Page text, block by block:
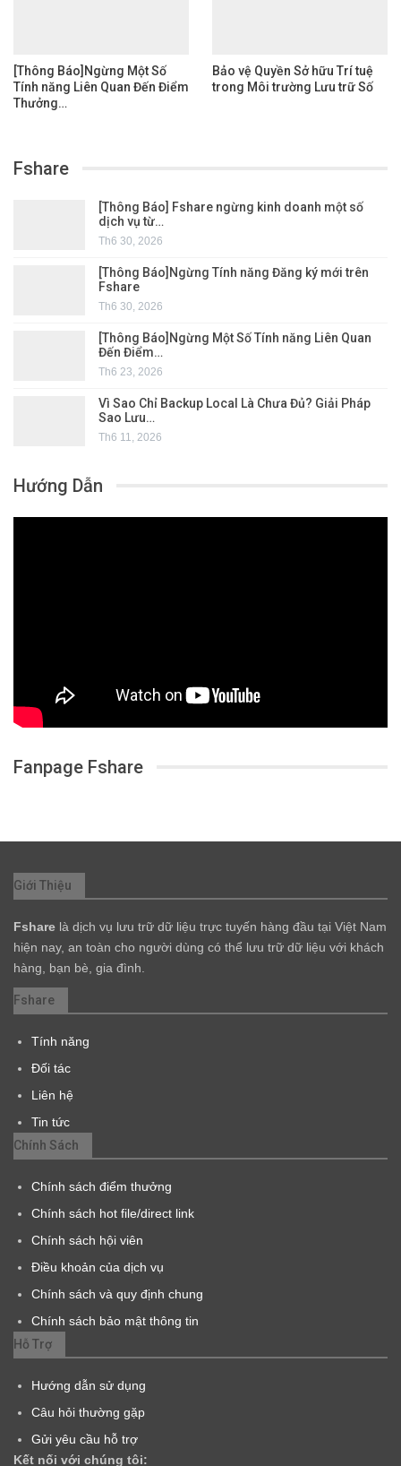
[Thông Báo]Ngừng Một Số
Tính năng Liên Quan Đến Điểm
Thưởng…
Bảo vệ Quyền Sở hữu Trí tuệ
trong Môi trường Lưu trữ Số
Fshare
[Thông Báo] Fshare ngừng kinh doanh một số
dịch vụ từ…
Th6 30, 2026
[Thông Báo]Ngừng Tính năng Đăng ký mới trên
Fshare
Th6 30, 2026
[Thông Báo]Ngừng Một Số Tính năng Liên Quan
Đến Điểm…
Th6 23, 2026
Vì Sao Chỉ Backup Local Là Chưa Đủ? Giải Pháp
Sao Lưu…
Th6 11, 2026
Hướng Dẫn
Fanpage Fshare
Giới Thiệu
Fshare là dịch vụ lưu trữ dữ liệu trực tuyến hàng đầu tại Việt Nam
hiện nay, an toàn cho người dùng có thể lưu trữ dữ liệu với khách
hàng, bạn bè, gia đình.
Fshare
Tính năng
Đối tác
Liên hệ
Tin tức
Chính Sách
Chính sách điểm thưởng
Chính sách hot file/direct link
Chính sách hội viên
Điều khoản của dịch vụ
Chính sách và quy định chung
Chính sách bảo mật thông tin
Hỗ Trợ
Hướng dẫn sử dụng
Câu hỏi thường gặp
Gửi yêu cầu hỗ trợ
Kết nối với chúng tôi: